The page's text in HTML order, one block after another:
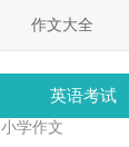
作文大全
英语考试
小学作文